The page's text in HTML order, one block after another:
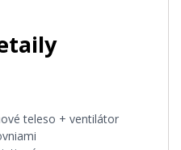
teleso + ventilátor